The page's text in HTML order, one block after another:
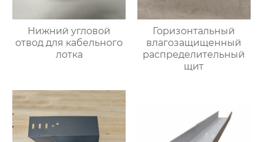
Нижний угловой
отвод для кабельного
лотка
Горизонтальный
влагозащищенный
распределительный
щит